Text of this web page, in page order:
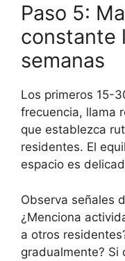
Paso 5:
constante
semanas
Los primeros 15-
frecuencia, llama
que establezca
residentes. El
espacio es
Observa señales
¿Menciona
a otros
gradualmente? Si